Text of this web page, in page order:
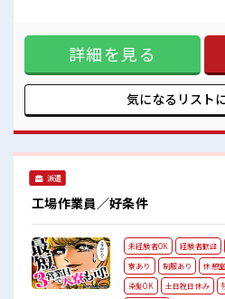
でも安心してスタートでき
完備されているのでこれから
ちゃいます♪ 通勤は自転車
なんでもOK！ 社員食堂も完
～！ 温かくておいしいご飯
グンの環境が整っている職場です♪ ■職場の雰
ヘアカラーもOKなのはウ
ースやロッカーも完備！ 制
詳細を見る
気になるリスト
派遣
工場作業員／好条件
未経験者OK 経験者歓迎
寮あり
制服あり 休憩
染髪OK
土日祝日休み